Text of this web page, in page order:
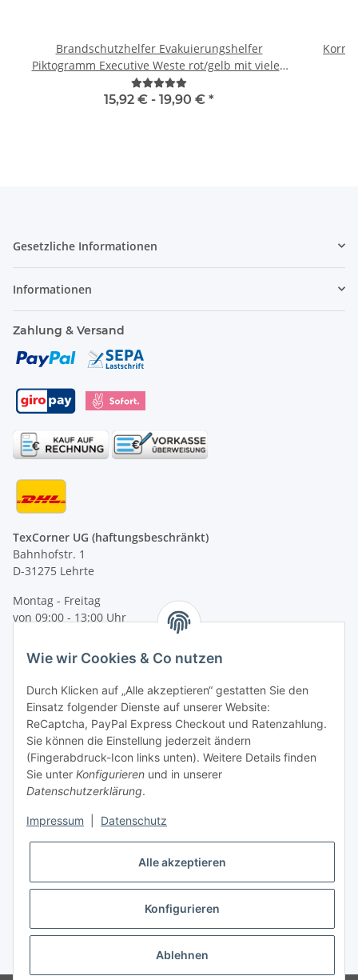
Brandschutzhelfer Evakuierungshelfer
Piktogramm Executive Weste rot/gelb mit vielen
Taschen S-3XL
15,92 € - 19,90 € *
Gesetzliche Informationen
Informationen
Zahlung & Versand
TexCorner UG (haftungsbeschränkt)
Bahnhofstr. 1
D-31275 Lehrte
Montag - Freitag
von 09:00 - 13:00 Uhr
Tel: +49 (0) 5132 8230689
E-Mail:mail@texcorner.de
Vertrag widerrufen
* Alle Preise inkl. gesetzlicher USt., zzgl.Versand
Wie wir Cookies & Co nutzen
Durch Klicken auf „Alle akzeptieren“ gestatten Sie den
Einsatz folgender Dienste auf unserer Website:
ReCaptcha, PayPal Express Checkout und Ratenzahlung.
Sie können die Einstellung jederzeit ändern
(Fingerabdruck-Icon links unten). Weitere Details finden
Sie unter Konfigurieren und in unserer
Datenschutzerklärung.
Impressum Datenschutz
Alle akzeptieren
Konfigurieren
Ablehnen